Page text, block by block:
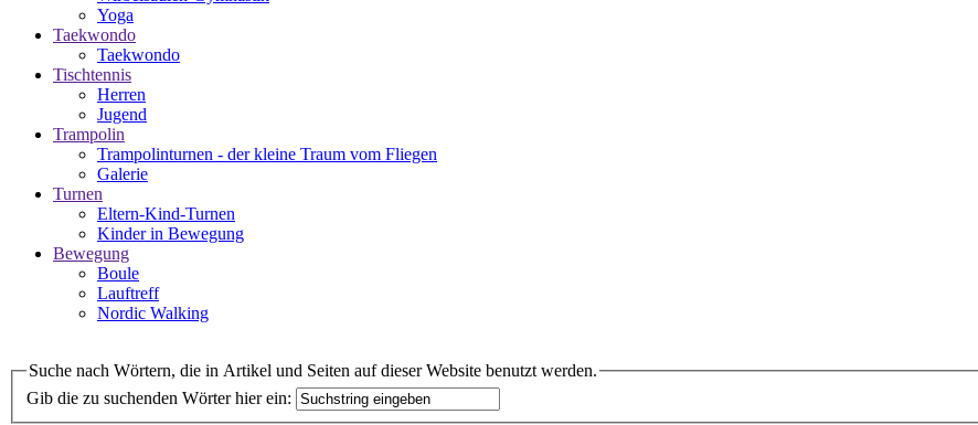
Yoga
Taekwondo
Taekwondo
Tischtennis
Herren
Jugend
Trampolin
Trampolinturnen - der kleine Traum vom Fliegen
Galerie
Turnen
Eltern-Kind-Turnen
Kinder in Bewegung
Bewegung
Boule
Lauftreff
Nordic Walking
Suche nach Wörtern, die in Artikel und Seiten auf dieser Website benutzt werden.
Gib die zu suchenden Wörter hier ein: